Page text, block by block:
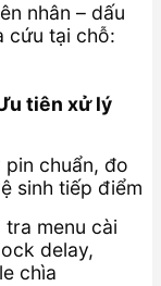
nhân – dấu
cứu tại chỗ:
tiên xử lý
pin chuẩn, đo
sinh tiếp điểm
tra menu cài
delay,
chìa